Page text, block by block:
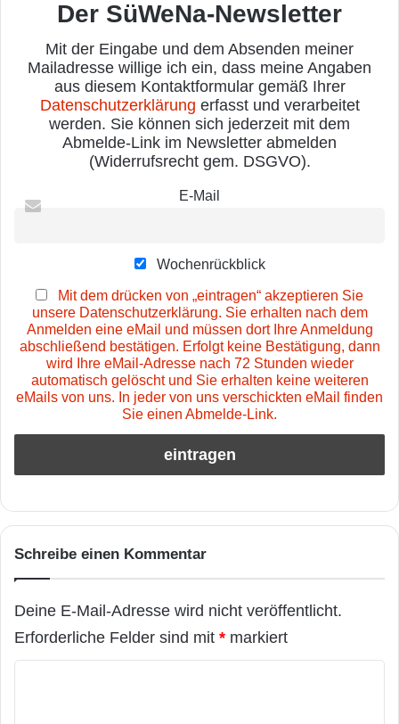
Der SüWeNa-Newsletter
Mit der Eingabe und dem Absenden meiner
Mailadresse willige ich ein, dass meine Angaben
aus diesem Kontaktformular gemäß Ihrer
Datenschutzerklärung erfasst und verarbeitet
werden. Sie können sich jederzeit mit dem
Abmelde-Link im Newsletter abmelden
(Widerrufsrecht gem. DSGVO).
E-Mail
Wochenrückblick
Mit dem drücken von „eintragen“ akzeptieren Sie
unsere Datenschutzerklärung. Sie erhalten nach dem
Anmelden eine eMail und müssen dort Ihre Anmeldung
abschließend bestätigen. Erfolgt keine Bestätigung, dann
wird Ihre eMail-Adresse nach 72 Stunden wieder
automatisch gelöscht und Sie erhalten keine weiteren
eMails von uns. In jeder von uns verschickten eMail finden
Sie einen Abmelde-Link.
Schreibe einen Kommentar
Deine E-Mail-Adresse wird nicht veröffentlicht.
Erforderliche Felder sind mit * markiert